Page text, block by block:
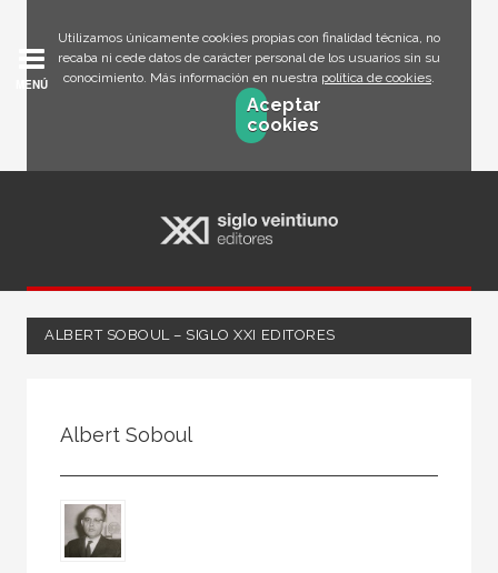
Utilizamos únicamente cookies propias con finalidad técnica, no
recaba ni cede datos de carácter personal de los usuarios sin su
conocimiento. Más información en nuestra política de cookies.
Aceptar
cookies
MENÚ
ALBERT SOBOUL – SIGLO XXI EDITORES
Albert Soboul